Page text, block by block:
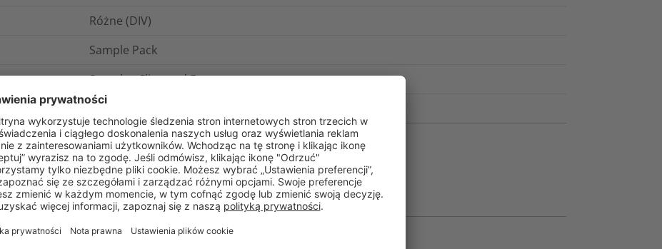
Różne (DIV)
Sample Pack
Samples Clips and Fasteners
0.176478
Logistyka i opakowania Więcej informacji